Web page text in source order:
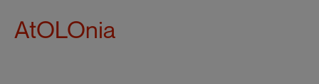
AtOLOnia